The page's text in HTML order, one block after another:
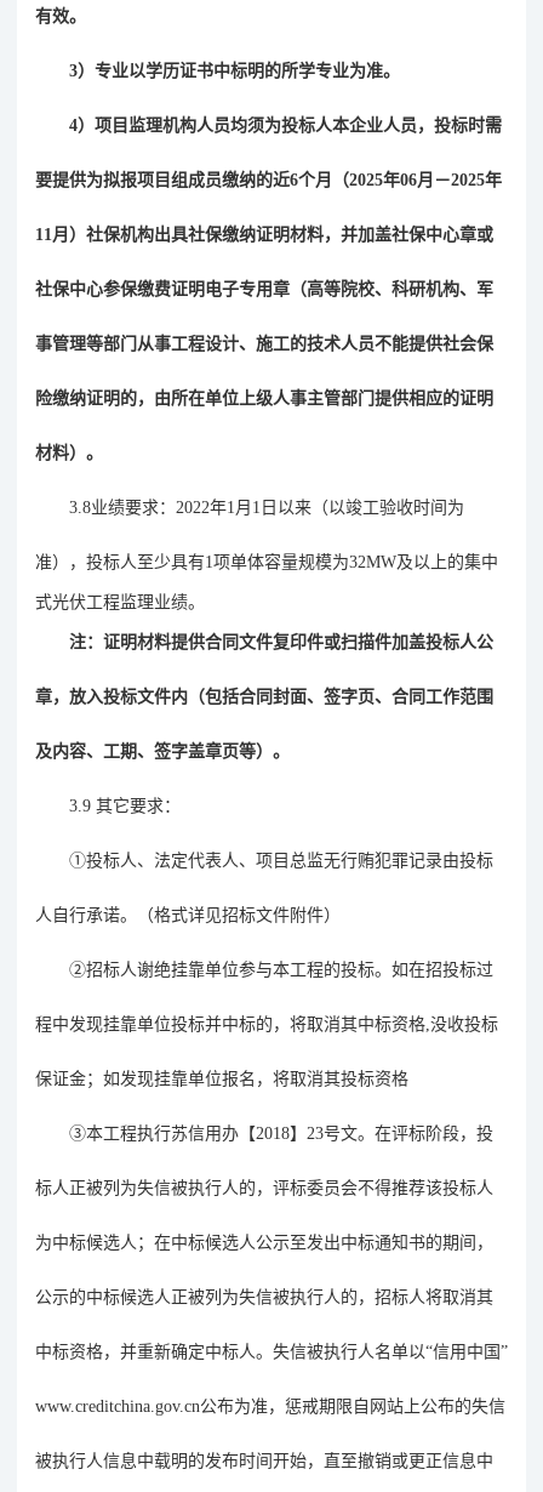
有效。
3）专业以学历证书中标明的所学专业为准。
4）项目监理机构人员均须为投标人本企业人员，投标时需
要提供为拟报项目组成员缴纳的近6个月（2025年06月－2025年
11 月 ）社保机构出具社保缴纳证明材料，并加盖社保中心章或
社保中心参保缴费证明电子专用章（高等院校、科研机构、军
事管理等部门从事工程设计、施工的技术人员不能提供社会保
险缴纳证明的，由所在单位上级人事主管部门提供相应的证明
材料）。
3.8业绩要求： 2022年1 月 1 日以来（以竣工验收时间为
准），投标人至少具有1项单体容量规模为32MW及以上的集中
式光伏工程监理业绩。
注：证明材料提供合同文件复印件或扫描件加盖投标人公
章，放入投标文件内（包括合同封面、签字页、合同工作范围
及内容、工期、签字盖章页等）。
3.9 其它要求：
①投标人、法定代表人、项目总监无行贿犯罪记录由投标
人自行承诺。（格式详见招标文件附件）
②招标人谢绝挂靠单位参与本工程的投标。如在招投标过
程中发现挂靠单位投标并中标的，将取消其中标资格 ,没收投标
保证金；如发现挂靠单位报名，将取消其投标资格
③本工程执行苏信用办【2018】 23号文。在评标阶段，投
标人正被列为失信被执行人的，评标委员会不得推荐该投标人
为中标候选人；在中标候选人公示至发出中标通知书的期间，
公示的中标候选人正被列为失信被执行人的，招标人将取消其
中标资格，并重新确定中标人。失信被执行人名单以“信用中国”
www.creditchina.gov.cn公布为准，惩戒期限自网站上公布的失信
被执行人信息中载明的发布时间开始，直至撤销或更正信息中